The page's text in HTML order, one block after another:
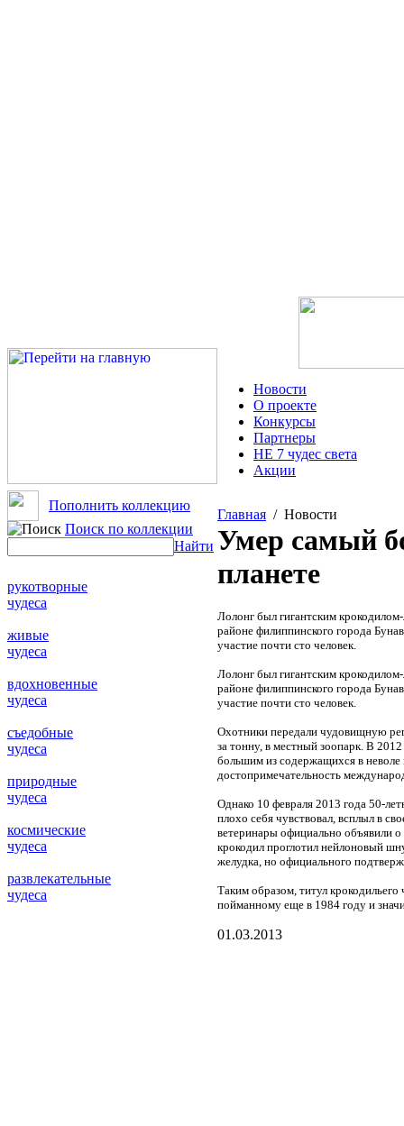
Пополнить коллекцию
Поиск по коллекции
Найти
рукотворные
чудеса
живые
чудеса
вдохновенные
чудеса
съедобные
чудеса
природные
чудеса
космические
чудеса
развлекательные
чудеса
Новости
О проекте
Конкурсы
Партнеры
НЕ 7 чудес света
Акции
Главная / Новости
Умер самый
планете
Лолонг был гигантским
районе филиппинского города
участие почти сто человек.
Лолонг был гигантским
районе филиппинского города
участие почти сто человек.
Охотники передали чудовищную
за тонну, в местный зоопарк. В
большим из содержащихся в неволе
достопримечательность
Однако 10 февраля 2013 года 50-
плохо себя чувствовал, всплыл в
ветеринары официально объявили
крокодил проглотил нейлоновый
желудка, но официального
Таким образом, титул
пойманному еще в 1984 году и
01.03.2013